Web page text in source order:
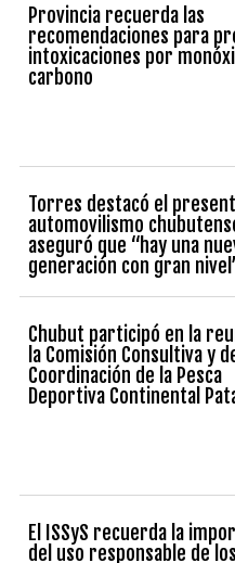
Provincia recuerda las
recomendaciones para
intoxicaciones por
carbono
Torres destacó el
automovilismo
aseguró que “hay una
generación con gran
Chubut participó en la
la Comisión Consultiva y
Coordinación de la Pesca
Deportiva Continental
El ISSyS recuerda la
del uso responsable de los